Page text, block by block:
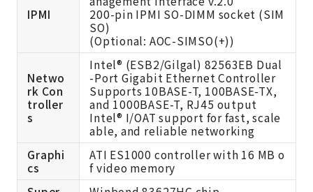
IPMI
200-pin IPMI SO-DIMM socket (SIM
SO)
(Optional: AOC-SIMSO(+))
Netwo
rk Con
troller
s
Intel® (ESB2/Gilgal) 82563EB Dual
-Port Gigabit Ethernet Controller
Supports 10BASE-T, 100BASE-TX,
and 1000BASE-T, RJ45 output
Intel® I/OAT support for fast, scale
able, and reliable networking
Graphi
cs
ATI ES1000 controller with 16 MB o
f video memory